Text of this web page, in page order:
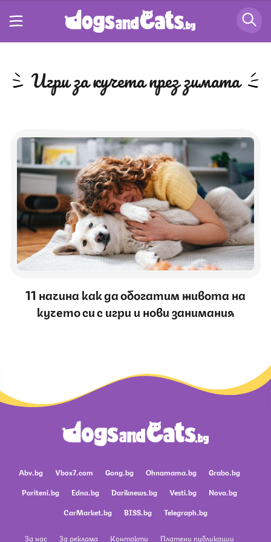
игри за кучета през зимата
11 начина как да обогатим живота на
кучето си с игри и нови занимания
Abv.bg Vbox7.com Gong.bg Ohnamama.bg
Grabo.bg
Pariteni.bg
Edna.bg Dariknews.bg Vesti.bg
Nova.bg
CarMarket.bg
BISS.bg Telegraph.bg
За нас За реклама Контакти Платени публикации